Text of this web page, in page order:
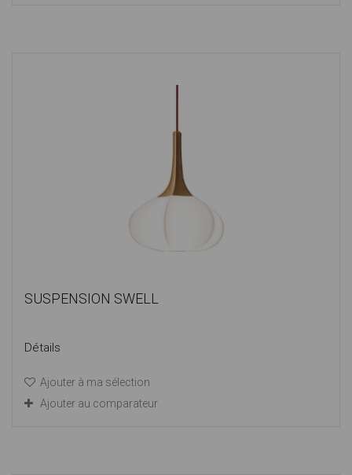
SUSPENSION SWELL
Détails
Ajouter à ma sélection
Ajouter au comparateur